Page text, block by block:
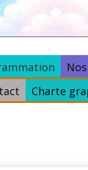
Charte